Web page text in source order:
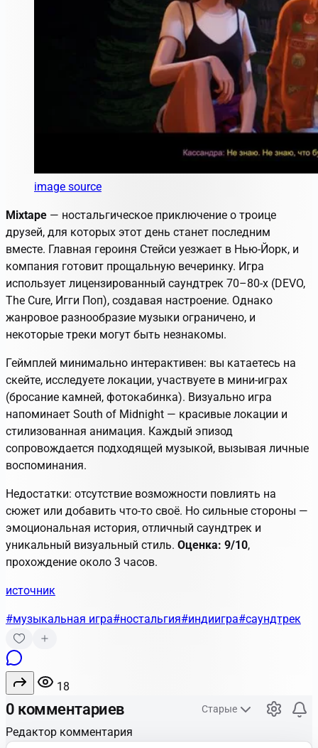
image source
Mixtape — ностальгическое приключение о троице
друзей, для которых этот день станет последним
вместе. Главная героиня Стейси уезжает в Нью-Йорк, и
компания готовит прощальную вечеринку. Игра
использует лицензированный саундтрек 70–80-х (DEVO,
The Cure, Игги Поп), создавая настроение. Однако
жанровое разнообразие музыки ограничено, и
некоторые треки могут быть незнакомы.
Геймплей минимально интерактивен: вы катаетесь на
скейте, исследуете локации, участвуете в мини-играх
(бросание камней, фотокабинка). Визуально игра
напоминает South of Midnight — красивые локации и
стилизованная анимация. Каждый эпизод
сопровождается подходящей музыкой, вызывая личные
воспоминания.
Недостатки: отсутствие возможности повлиять на
сюжет или добавить что-то своё. Но сильные стороны —
эмоциональная история, отличный саундтрек и
уникальный визуальный стиль. Оценка: 9/10,
прохождение около 3 часов.
источник
#музыкальная игра#ностальгия#индиигра#саундтрек
18
0 комментариев Старые
Редактор комментария